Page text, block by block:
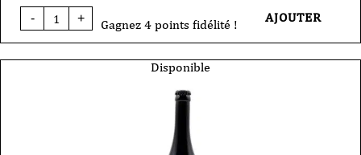
-
quantité
de
Papillon
+ Gagnez 4 points fidélité ! AJOUTER
Disponible